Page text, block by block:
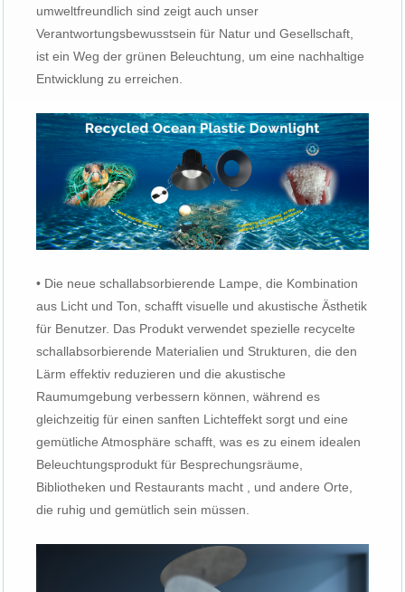
umweltfreundlich sind zeigt auch unser
Verantwortungsbewusstsein für Natur und Gesellschaft,
ist ein Weg der grünen Beleuchtung, um eine nachhaltige
Entwicklung zu erreichen.
• Die neue schallabsorbierende Lampe, die Kombination
aus Licht und Ton, schafft visuelle und akustische Ästhetik
für Benutzer. Das Produkt verwendet spezielle recycelte
schallabsorbierende Materialien und Strukturen, die den
Lärm effektiv reduzieren und die akustische
Raumumgebung verbessern können, während es
gleichzeitig für einen sanften Lichteffekt sorgt und eine
gemütliche Atmosphäre schafft, was es zu einem idealen
Beleuchtungsprodukt für Besprechungsräume,
Bibliotheken und Restaurants macht , und andere Orte,
die ruhig und gemütlich sein müssen.